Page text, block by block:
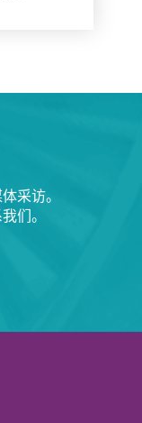
采访。
们。